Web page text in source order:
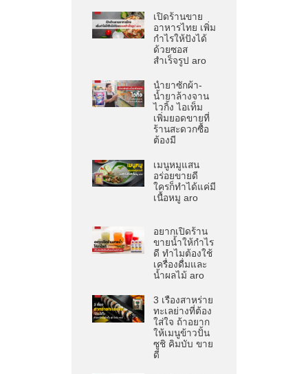
เปิดร้านขาย
อาหารไทย เพิ่ม
กำไรให้ปังได้
ด้วยซอส
สำเร็จรูป aro
น้ำยาซักผ้า-
น้ำยาล้างจาน
ไวกิ้ง ไอเท็ม
เพิ่มยอดขายที่
ร้านสะดวกซื้อ
ต้องมี
เมนูหมูแสน
อร่อยขายดี
ใครก็ทำได้แค่มี
เนื้อหมู aro
อยากเปิดร้าน
ขายน้ำให้กำไร
ดี ทำไมต้องใช้
เครื่องดื่มและ
น้ำผลไม้ aro
3 เรื่องสาหร่าย
ทะเลย่างที่ต้อง
ใส่ใจ ถ้าอยาก
ให้เมนูข้าวปั้น
ซูชิ คิมบับ ขาย
ดี